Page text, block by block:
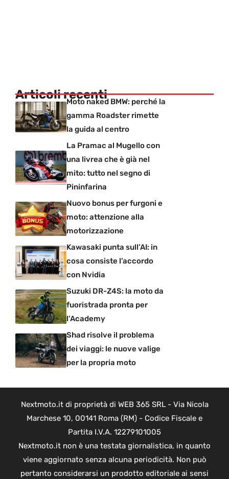
Articoli recentiMoto naked BMW: perché la
gamma Roadster rimette
la guida al centro
La Pramac al Mugello con
una livrea che è già nel
mito: tutto nel segno di
Pininfarina
Nuovo bonus per furgoni e
moto: attenzione alla
motorizzazione
Kawasaki punta sull’AI: in
cosa consiste l’accordo
con Nvidia
Suzuki DR-Z4S: la moto da
fuoristrada pronta per
l’Academy
Shad risolve il problema
dei viaggi: le nuove valige
per la propria moto
Nextmoto.it di proprietà di WEB 365 SRL - Via Nicola
Marchese 10, 00141 Roma (RM) - Codice Fiscale e
Partita I.V.A. 12279101005
Nextmoto.it non è una testata giornalistica, in quanto
viene aggiornato senza alcuna periodicità. Non può
pertanto considerarsi un prodotto editoriale ai sensi